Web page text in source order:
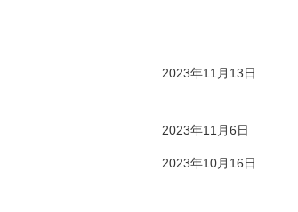
2023年11月13日
2023年11月6日
2023年10月16日